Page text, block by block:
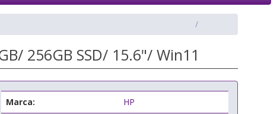
256GB SSD/ 15.6"/ Win11
Marca:
HP